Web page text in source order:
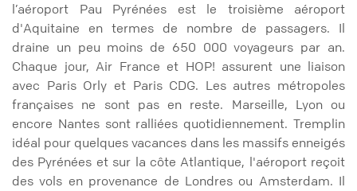
l’aéroport Pau Pyrénées est le troisième aéroport
d'Aquitaine en termes de nombre de passagers. Il
draine un peu moins de 650 000 voyageurs par an.
Chaque jour, Air France et HOP! assurent une liaison
avec Paris Orly et Paris CDG. Les autres métropoles
françaises ne sont pas en reste. Marseille, Lyon ou
encore Nantes sont ralliées quotidiennement. Tremplin
idéal pour quelques vacances dans les massifs enneigés
des Pyrénées et sur la côte Atlantique, l'aéroport reçoit
des vols en provenance de Londres ou Amsterdam. Il